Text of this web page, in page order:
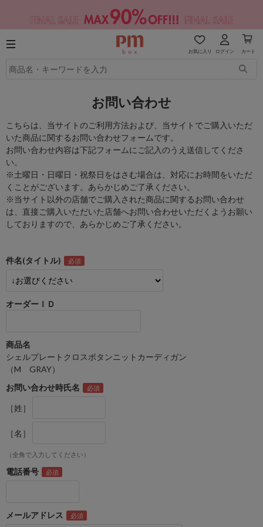
お気に入り ログイン カート
お問い合わせ
こちらは、当サイトのご利用方法および、当サイトでご購入いただ
いた商品に関するお問い合わせフォームです。
お問い合わせ内容は下記フォームにご記入のうえ送信してくださ
い。
※土曜日・日曜日・祝祭日をはさむ場合は、対応にお時間をいただ
くことがございます。あらかじめご了承ください。
※当サイト以外の店舗でご購入された商品に関するお問い合わせ
は、直接ご購入いただいた店舗へお問い合わせいただくようお願い
しておりますので、あらかじめご了承ください。
件名(タイトル)
オーダーＩＤ
商品名
シェルプレートクロスボタンニットカーディガン
（M GRAY）
お問い合わせ時氏名
［姓］
［名］
（全角で入力してください）
電話番号
メールアドレス